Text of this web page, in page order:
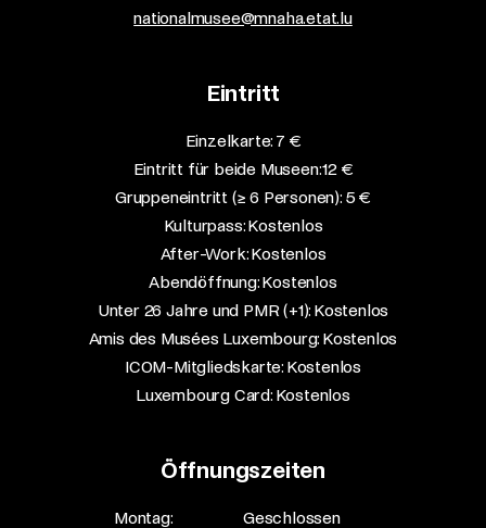
nationalmusee@mnaha.etat.lu
Eintritt
Einzelkarte: 7 €​
Eintritt für beide Museen: 12 €​
Gruppeneintritt (≥ 6 Personen): 5 €​
Kulturpass: Kostenlos​
After-Work: Kostenlos​
Abendöffnung: Kostenlos​
Unter 26 Jahre und PMR (+1): Kostenlos​
Amis des Musées Luxembourg: Kostenlos​
ICOM-Mitgliedskarte: Kostenlos​
Luxembourg Card: Kostenlos
Öffnungszeiten
Montag:
Geschlossen